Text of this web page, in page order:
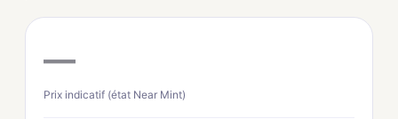
—
Prix indicatif (état Near Mint)